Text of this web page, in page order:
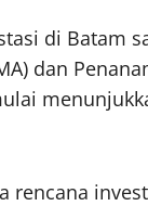
di Batam
dan
rencana